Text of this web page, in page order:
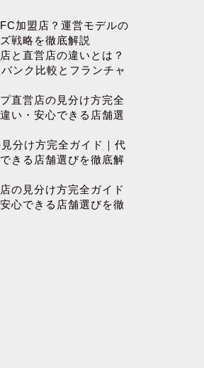
加盟店？運営モデルの
戦略を徹底解説
と直営店の違いとは？
ンク比較とフランチャ
直営店の見分け方完全
い・安心できる店舗選
分け方完全ガイド｜代
きる店舗選びを徹底解
の見分け方完全ガイド
心できる店舗選びを徹